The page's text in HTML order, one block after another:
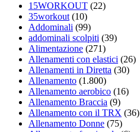
15WORKOUT (22)
35workout(10)
Addominali (99)
addominali scolpiti (39)
Alimentazione (271)
Allenamenti con elastici (26)
Allenamenti in Diretta (30)
Allenamento (1.800)
Allenamento aerobico (16)
Allenamento Braccia (9)
Allenamento con il TRX (36)
Allenamento Donne (75)